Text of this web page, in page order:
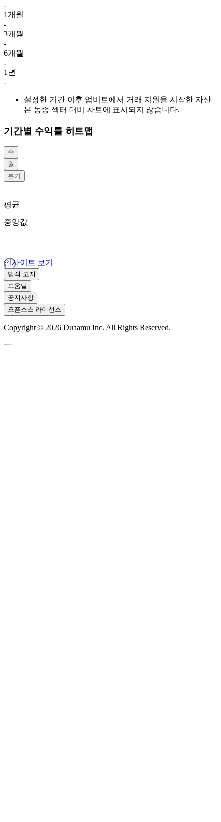
-
1개월
-
3개월
-
6개월
-
1년
-
설정한 기간 이후 업비트에서 거래 지원을 시작한 자산
은 동종 섹터 대비 차트에 표시되지 않습니다.
기간별 수익률 히트맵
주
월
분기
평균
중앙값
인사이트 보기
법적 고지
도움말
공지사항
오픈소스 라이선스
Copyright © 2026 Dunamu Inc. All Rights Reserved.